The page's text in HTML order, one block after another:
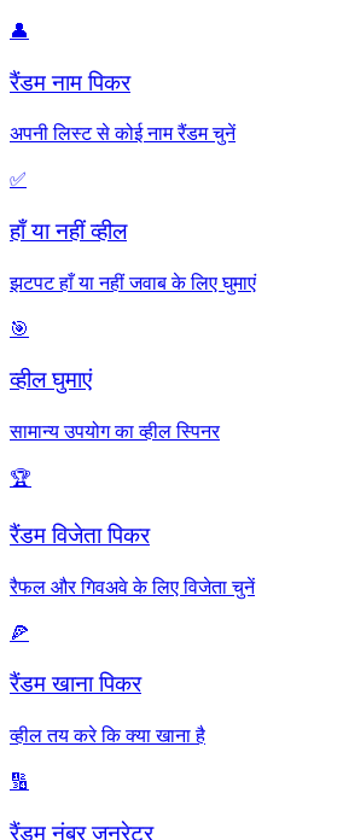
👤
रैंडम नाम पिकर
अपनी लिस्ट से कोई नाम रैंडम चुनें
✅
हाँ या नहीं व्हील
झटपट हाँ या नहीं जवाब के लिए घुमाएं
🎯
व्हील घुमाएं
सामान्य उपयोग का व्हील स्पिनर
🏆
रैंडम विजेता पिकर
रैफल और गिवअवे के लिए विजेता चुनें
🍕
रैंडम खाना पिकर
व्हील तय करे कि क्या खाना है
🔢
रैंडम नंबर जनरेटर